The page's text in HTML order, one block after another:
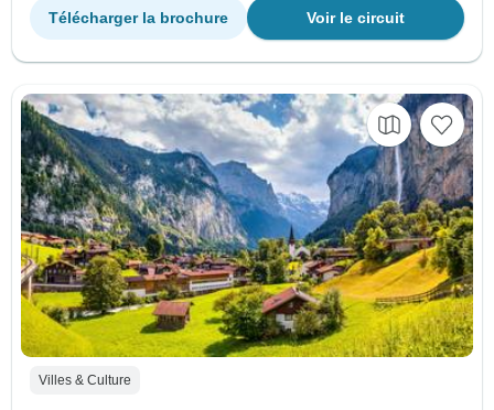
Voir le circuit
Télécharger la brochure
Villes & Culture